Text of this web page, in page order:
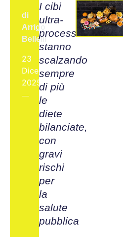
di
Arrigo
Bellelli
23
Dicembre,
2025
I cibi
ultra-
processati
stanno
scalzando
sempre
di più
le
diete
bilanciate,
con
gravi
rischi
per
la
salute
pubblica